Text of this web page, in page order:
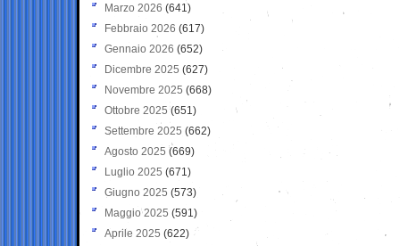
Marzo 2026 (641)
Febbraio 2026 (617)
Gennaio 2026 (652)
Dicembre 2025 (627)
Novembre 2025 (668)
Ottobre 2025 (651)
Settembre 2025 (662)
Agosto 2025 (669)
Luglio 2025 (671)
Giugno 2025 (573)
Maggio 2025 (591)
Aprile 2025 (622)